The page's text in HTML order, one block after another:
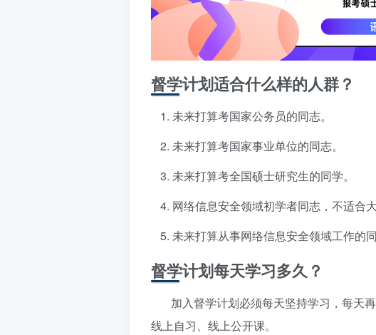
督学计划适合什么样的人群？
未来打算考国家公务员的同志。
未来打算考国家事业单位的同志。
未来打算考全国硕士研究生的同学。
网络信息安全领域初学者同志，不适合大
未来打算从事网络信息安全领域工作的同
督学计划每天学习多久？
加入督学计划必须每天坚持学习，每天
线上自习、线上公开课。